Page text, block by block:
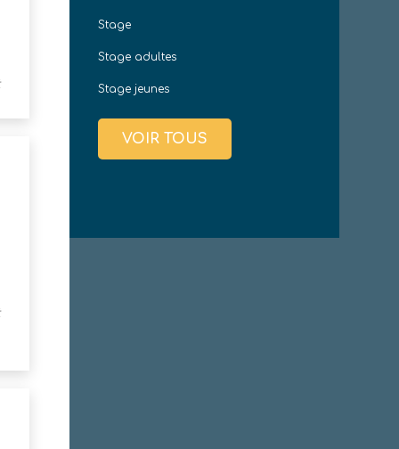
Stage
Stage adultes
Stage jeunes
VOIR TOUS